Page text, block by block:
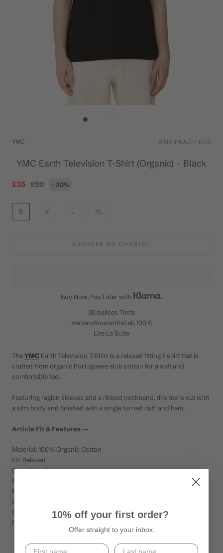
YMC SKU: P6AZH-01-S
YMC Earth Television T-Shirt (Organic) - Black
£35 £50 - 30%
S M L XL
AJOUTER AU CHARIOT
Buy Now, Pay Later with
30 balises Tests
Versandkostenfrei ab 100 €
Lire La Suite
TheYMC Earth Television T-Shirt is a relaxed fitting t-shirt that is
crafted from organic Portuguese slub cotton for a soft and
comfortable feel.
Featuring raglan sleeves and a ribbed neckband, this tee is cut with
a slim body and finished with a single turned cuff and hem.
Article Fit & Features —
Material: 100% Organic Cotton
Fit: Relaxed
Organic slub cotton
Raglan sleeves
Ribbed neckband
Single turned cuff and hem
Organic: Made in Portugal
Product SKU: P6AZH-01
10% off your first order?
Offer straight to your inbox.